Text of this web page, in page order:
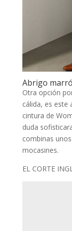
Abrigo
Otra opción
cálida, es este
cintura de
duda
combinas unos
mocasines.
EL CORTE